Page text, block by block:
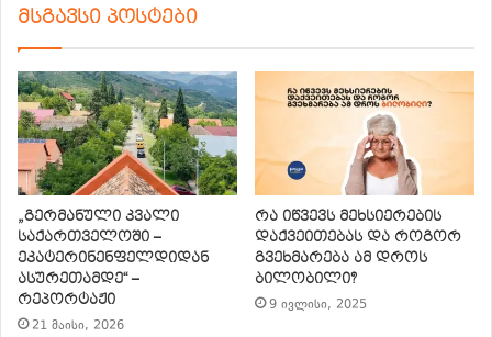
მსგავსი პოსტები
„გერმანული კვალი
საქართველოში –
ეკატერინენფელდიდან
ასურეთამდე“ –
რეპორტაჟი
21 მაისი, 2026
რა იწვევს მეხსიერების
დაქვეითებას და როგორ
გვეხმარება ამ დროს
ბილობილი?
9 ივლისი, 2025